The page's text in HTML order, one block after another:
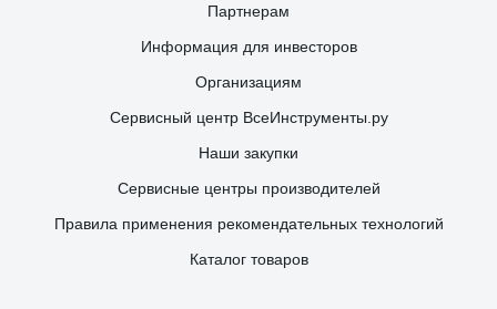
Партнерам
Информация для инвесторов
Организациям
Сервисный центр ВсеИнструменты.ру
Наши закупки
Сервисные центры производителей
Правила применения рекомендательных технологий
Каталог товаров